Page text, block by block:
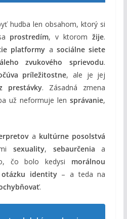
hudba len obsahom, ktorý si
prostredím, v ktoromžije.
platformy a sociálne siete
zvukového sprievodu.
príležitostne, ale je jej
prestávky. Zásadná zmena
už neformuje lensprávanie,
a kultúrne posolstvá
sexuality, sebaurčenia a
čo bolo kedysi morálnou
otázku identity– a teda na
.